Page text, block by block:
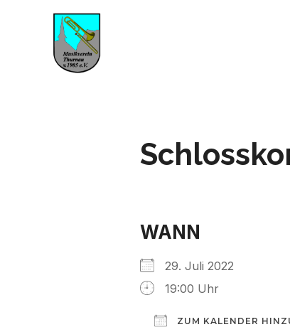
WANN
29. Juli 2022
19:00 Uhr
ZUM KALENDER